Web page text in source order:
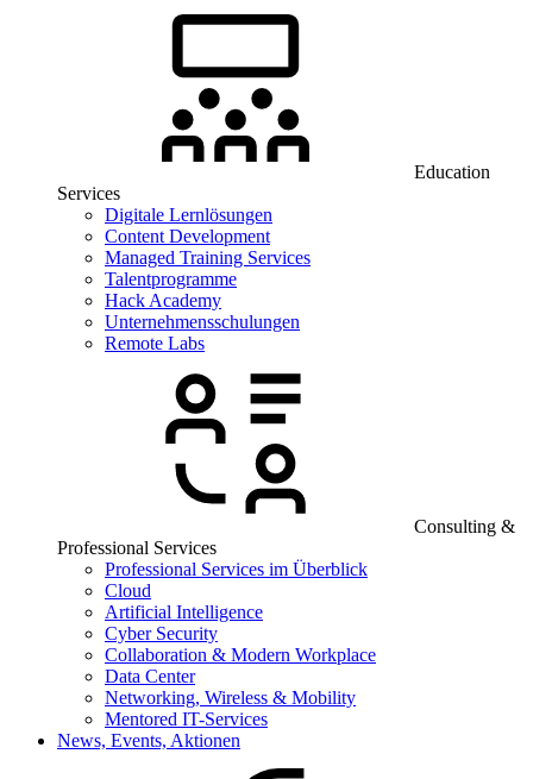
Education
Services
Digitale Lernlösungen
Content Development
Managed Training Services
Talentprogramme
Hack Academy
Unternehmensschulungen
Remote Labs
Consulting &
Professional Services
Professional Services im Überblick
Cloud
Artificial Intelligence
Cyber Security
Collaboration & Modern Workplace
Data Center
Networking, Wireless & Mobility
Mentored IT-Services
News, Events, Aktionen